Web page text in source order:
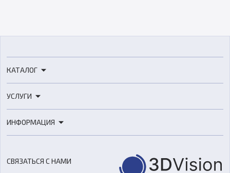
КАТАЛОГ
3D-сканеры
Расходные материалы
Оборудование и материалы для вакуумного литья
Аксессуары и прочее оборудование
УСЛУГИ
3D-моделирование
ИНФОРМАЦИЯ
СВЯЗАТЬСЯ С НАМИ